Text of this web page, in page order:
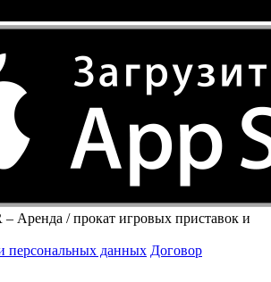
Аренда / прокат игровых приставок и
персональных данных Договор